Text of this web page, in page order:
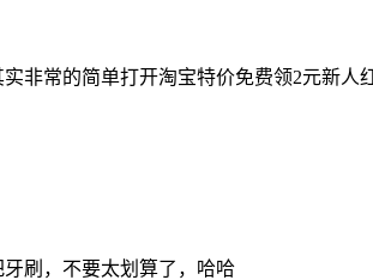
非常的简单打开淘宝特价免费领2元新人
刷，不要太划算了，哈哈